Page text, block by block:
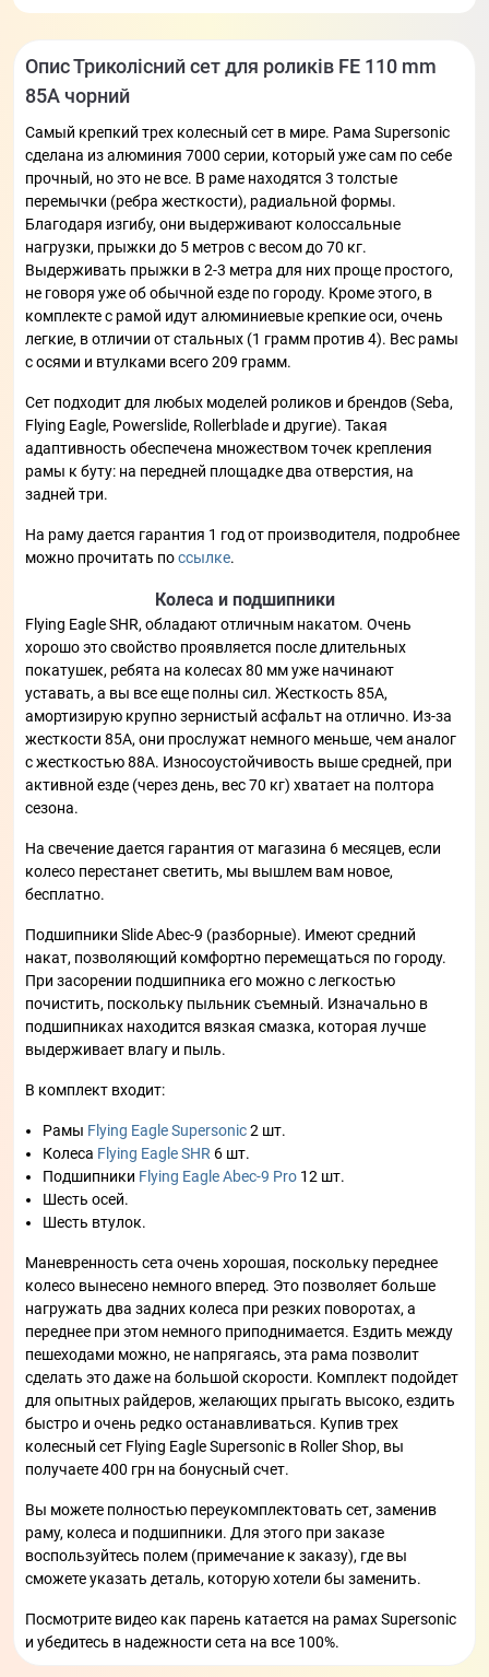
Опис Триколісний сет для роликів FE 110 mm
85А чорний
Самый крепкий трех колесный сет в мире. Рама Supersonic
сделана из алюминия 7000 серии, который уже сам по себе
прочный, но это не все. В раме находятся 3 толстые
перемычки (ребра жесткости), радиальной формы.
Благодаря изгибу, они выдерживают колоссальные
нагрузки, прыжки до 5 метров с весом до 70 кг.
Выдерживать прыжки в 2-3 метра для них проще простого,
не говоря уже об обычной езде по городу. Кроме этого, в
комплекте с рамой идут алюминиевые крепкие оси, очень
легкие, в отличии от стальных (1 грамм против 4). Вес рамы
с осями и втулками всего 209 грамм.
Сет подходит для любых моделей роликов и брендов (Seba,
Flying Eagle, Powerslide, Rollerblade и другие). Такая
адаптивность обеспечена множеством точек крепления
рамы к буту: на передней площадке два отверстия, на
задней три.
На раму дается гарантия 1 год от производителя, подробнее
можно прочитать поссылке.
Колеса и подшипники
Flying Eagle SHR, обладают отличным накатом. Очень
хорошо это свойство проявляется после длительных
покатушек, ребята на колесах 80 мм уже начинают
уставать, а вы все еще полны сил. Жесткость 85А,
амортизирую крупно зернистый асфальт на отлично. Из-за
жесткости 85А, они прослужат немного меньше, чем аналог
с жесткостью 88А. Износоустойчивость выше средней, при
активной езде (через день, вес 70 кг) хватает на полтора
сезона.
На свечение дается гарантия от магазина 6 месяцев, если
колесо перестанет светить, мы вышлем вам новое,
бесплатно.
Подшипники Slide Abec-9 (разборные). Имеют средний
накат, позволяющий комфортно перемещаться по городу.
При засорении подшипника его можно с легкостью
почистить, поскольку пыльник съемный. Изначально в
подшипниках находится вязкая смазка, которая лучше
выдерживает влагу и пыль.
В комплект входит:
Рамы Flying Eagle Supersonic2 шт.
Колеса Flying Eagle SHR 6 шт.
Подшипники Flying Eagle Abec-9 Pro 12 шт.
Шесть осей.
Шесть втулок.
Маневренность сета очень хорошая, поскольку переднее
колесо вынесено немного вперед. Это позволяет больше
нагружать два задних колеса при резких поворотах, а
переднее при этом немного приподнимается. Ездить между
пешеходами можно, не напрягаясь, эта рама позволит
сделать это даже на большой скорости. Комплект подойдет
для опытных райдеров, желающих прыгать высоко, ездить
быстро и очень редко останавливаться. Купив трех
колесный сет Flying Eagle Supersonic в Roller Shop, вы
получаете 400 грн на бонусный счет.
Вы можете полностью переукомплектовать сет, заменив
раму, колеса и подшипники. Для этого при заказе
воспользуйтесь полем (примечание к заказу), где вы
сможете указать деталь, которую хотели бы заменить.
Посмотрите видео как парень катается на рамах Supersonic
и убедитесь в надежности сета на все 100%.